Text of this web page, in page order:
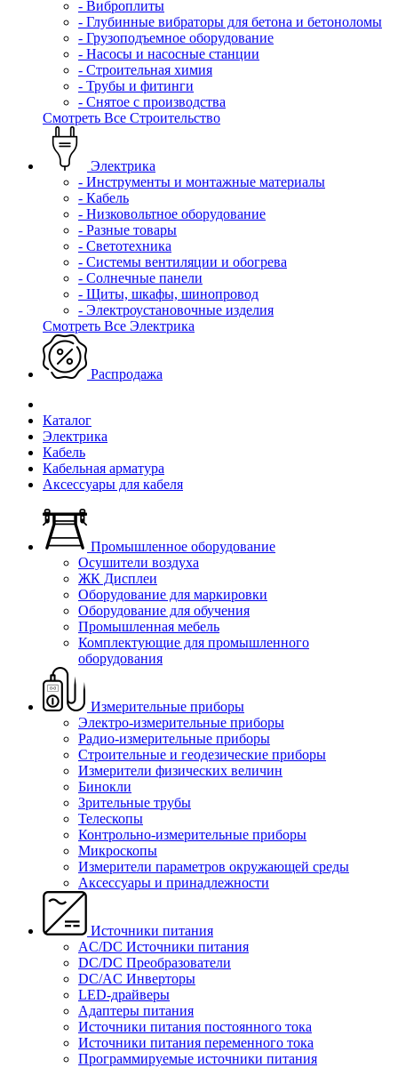
- Виброплиты
- Глубинные вибраторы для бетона и бетоноломы
- Грузоподъемное оборудование
- Насосы и насосные станции
- Строительная химия
- Трубы и фитинги
- Снятое с производства
Смотреть Все Строительство
Электрика
- Инструменты и монтажные материалы
- Кабель
- Низковольтное оборудование
- Разные товары
- Светотехника
- Системы вентиляции и обогрева
- Солнечные панели
- Щиты, шкафы, шинопровод
- Электроустановочные изделия
Смотреть Все Электрика
Распродажа
Каталог
Электрика
Кабель
Кабельная арматура
Аксессуары для кабеля
Промышленное оборудование
Осушители воздуха
ЖК Дисплеи
Оборудование для маркировки
Оборудование для обучения
Промышленная мебель
Комплектующие для промышленного
оборудования
Измерительные приборы
Электро-измерительные приборы
Радио-измерительные приборы
Строительные и геодезические приборы
Измерители физических величин
Бинокли
Зрительные трубы
Телескопы
Контрольно-измерительные приборы
Микроскопы
Измерители параметров окружающей среды
Аксессуары и принадлежности
Источники питания
AC/DC Источники питания
DC/DC Преобразователи
DC/AC Инверторы
LED-драйверы
Адаптеры питания
Источники питания постоянного тока
Источники питания переменного тока
Программируемые источники питания